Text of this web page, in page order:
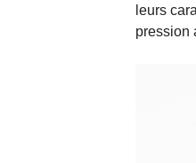
leurs
pression